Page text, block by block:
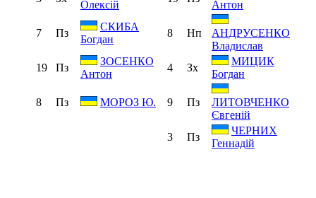
Олексій
Антон
7 Пз
СКИБА
Богдан
8 Нп
АНДРУСЕНКО
Владислав
19
Пз
ЗОСЕНКО
Антон
4 Зх
МИЦИК
Богдан
8 Пз МОРОЗ Ю. 9 Пз
ЛИТОВЧЕНКО
Євгеній
3
Пз
ЧЕРНИХ
Геннадій